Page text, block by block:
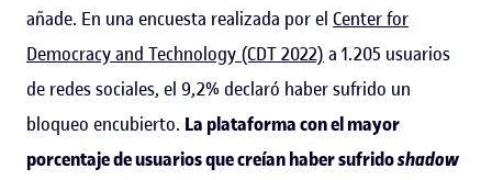
añade. En una encuesta realizada por el Center for
Democracy and Technology (CDT 2022) a 1.205 usuarios
de redes sociales, el 9,2% declaró haber sufrido un
bloqueo encubierto. La plataforma con el mayor
porcentaje de usuarios que creían haber sufridoshadow